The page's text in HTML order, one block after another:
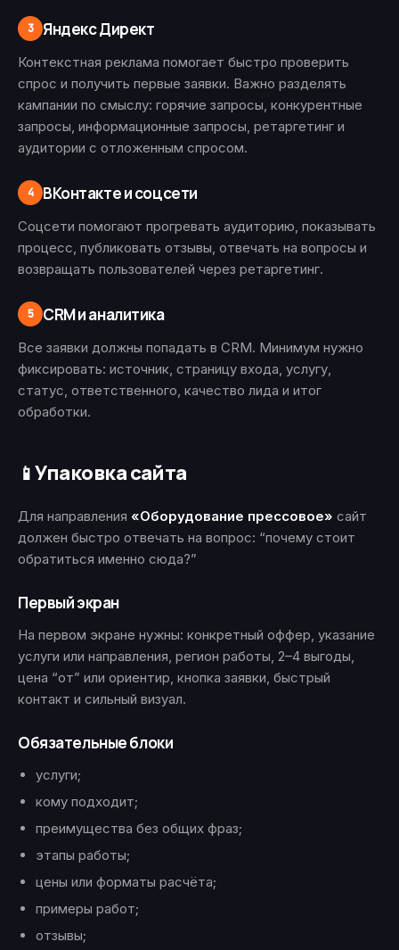
3 Яндекс Директ
Контекстная реклама помогает быстро проверить
спрос и получить первые заявки. Важно разделять
кампании по смыслу: горячие запросы, конкурентные
запросы, информационные запросы, ретаргетинг и
аудитории с отложенным спросом.
4 ВКонтакте и соцсети
Соцсети помогают прогревать аудиторию, показывать
процесс, публиковать отзывы, отвечать на вопросы и
возвращать пользователей через ретаргетинг.
5 CRM и аналитика
Все заявки должны попадать в CRM. Минимум нужно
фиксировать: источник, страницу входа, услугу,
статус, ответственного, качество лида и итог
обработки.
📱Упаковка сайта
Для направления «Оборудование прессовое» сайт
должен быстро отвечать на вопрос: “почему стоит
обратиться именно сюда?”
Первый экран
На первом экране нужны: конкретный оффер, указание
услуги или направления, регион работы, 2–4 выгоды,
цена “от” или ориентир, кнопка заявки, быстрый
контакт и сильный визуал.
Обязательные блоки
услуги;
кому подходит;
преимущества без общих фраз;
этапы работы;
цены или форматы расчёта;
примеры работ;
отзывы;